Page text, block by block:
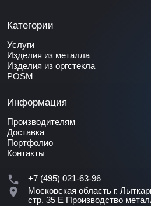
Категории
Услуги
Изделия из металла
Изделия из оргстекла
POSM
Информация
Производителям
Доставка
Портфолио
Контакты
+7 (495) 021-63-96
Московская область г.
стр. 35 Е Производство